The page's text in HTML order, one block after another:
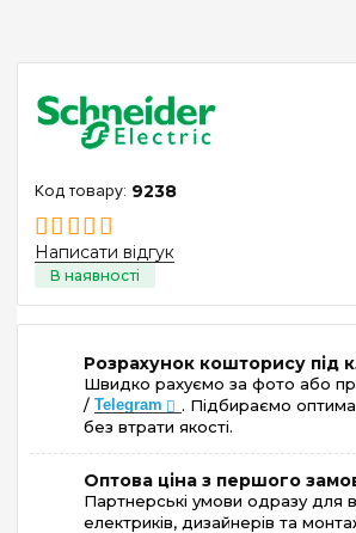
9238
Написати відгук
Розрахунок кошторису під
Швидко рахуємо за фото або
/ Telegram
. Підбираємо
без втрати якості.
Оптова ціна з першого
Партнерські умови одразу для
електриків, дизайнерів та